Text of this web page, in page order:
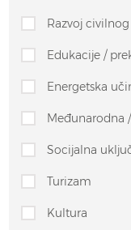
Razvoj
Edukacije /
Energetska
Međunarodna
Socijalna
Turizam
Kultura